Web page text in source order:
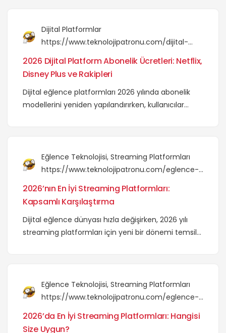
Dijital Platformlar
https://www.teknolojipatronu.com/dijital-
ucretleri-netflix-disney-plus/
2026 Dijital Platform Abonelik Ücretleri: Netflix,
Disney Plus ve Rakipleri
Dijital eğlence platformları 2026 yılında abonelik
modellerini yeniden yapılandırırken, kullanıcılar
Eğlence Teknolojisi, Streaming Platformları
https://www.teknolojipatronu.com/eglence-
platformlari-karsilastirma/
2026’nın En İyi Streaming Platformları:
Kapsamlı Karşılaştırma
Dijital eğlence dünyası hızla değişirken, 2026 yılı
streaming platformları için yeni bir dönemi temsil
Eğlence Teknolojisi, Streaming Platformları
https://www.teknolojipatronu.com/eglence-
platformlari-hangisi-size-uygun/
2026’da En İyi Streaming Platformları: Hangisi
Size Uygun?